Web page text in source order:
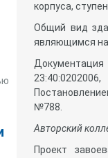
корпуса,
Общий вид
являющимся
Документация
№788.
Авторский
Проект